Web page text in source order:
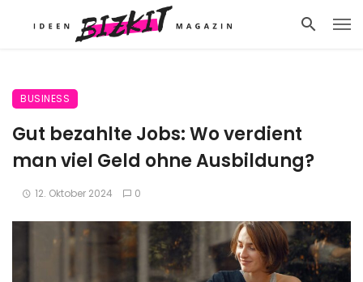
BUSINESS
Gut bezahlte Jobs: Wo verdient
man viel Geld ohne Ausbildung?
12. Oktober 2024 0